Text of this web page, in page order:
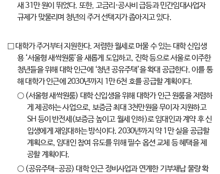
새 31만 원이 뛰었다. 또한, 고금리·공사비 급등과 민간임대사업자
규제가 맞물리며 청년의 주거 선택지가 좁아지고 있다.
□ 대학가 주거부터 지원한다. 저렴한 월세로 머물 수 있는 대학 신입생
용 ‘서울형 새싹원룸’을 새롭게 도입하고, 진학 등으로 서울로 이주한
청년들을 위해 대학 인근에 ‘청년 공유주택’을 확대 공급한다. 이를 통
해 대학가 인근에 2030년까지 1만 6천 호를 공급할 계획이다.
○ (서울형 새싹원룸) 대학 신입생을 위해 대학가 인근 원룸을 저렴하
게 제공하는 사업으로, 보증금 최대 3천만원을 무이자 지원하고
SH 등이 반전세(보증금 높이고 월세 인하)로 임대인과 계약 후 신
입생에게 재임대하는 방식이다. 2030년까지 약 1만 실을 공급할
계획으로, 임대인 참여 유도를 위해 필수 옵션 교체 등 혜택을 제
공할 계획이다.
○ (공유주택-공공) 대학 인근 정비사업과 연계한 기부채납 물량 확